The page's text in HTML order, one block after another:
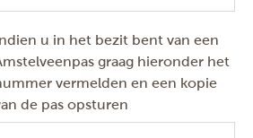
u in het bezit bent van een
graag hieronder het
vermelden en een kopie
de pas opsturen